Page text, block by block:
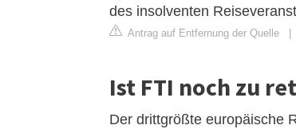
des insolventen
Antrag auf Entfernung der Quelle |
Ist FTI noch zu
Der drittgrößte europäische